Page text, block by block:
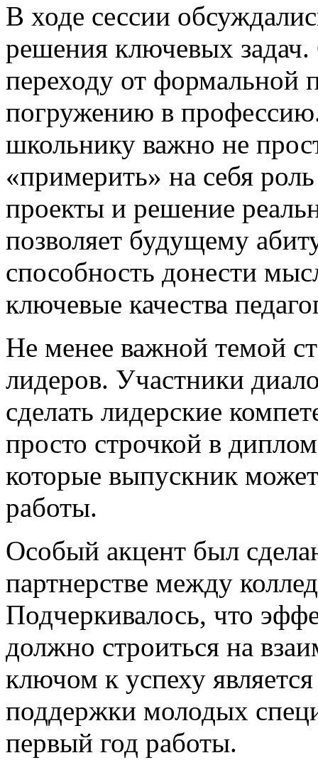
В ходе сессии
решения ключевых
переходу от формальной
погружению в
школьнику важно не
«примерить» на себя
проекты и решение
позволяет будущему
способность донести
ключевые качества
Не менее важной темой
лидеров. Участники
сделать лидерские
просто строчкой в
которые выпускник
работы.
Особый акцент был
партнерстве между
Подчеркивалось, что
должно строиться на
ключом к успеху
поддержки молодых
первый год работы.